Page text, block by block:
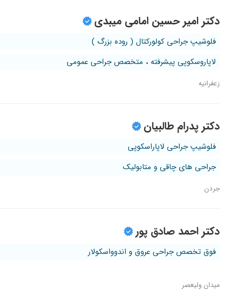
دکتر امیر حسین امامی میبدی
فلوشیپ جراحی کولورکتال ( روده بزرگ )
لاپاروسکوپی پیشرفته ، متخصص جراحی عمومی
زعفرانیه
دکتر پدرام طالبیان
فلوشیپ جراحی لاپاراسکوپی
جراحی های چاقی و متابولیک
جردن
دکتر احمد صادق پور
فوق تخصص جراحی عروق و اندوواسکولار
میدان ولیعصر